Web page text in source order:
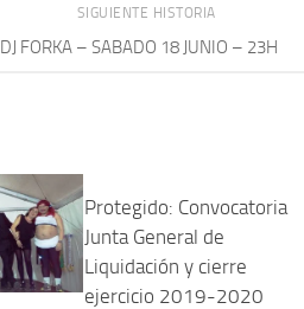
SIGUIENTE HISTORIA
DJ FORKA – SABADO 18 JUNIO – 23H
Protegido: Convocatoria
Junta General de
Liquidación y cierre
ejercicio 2019-2020